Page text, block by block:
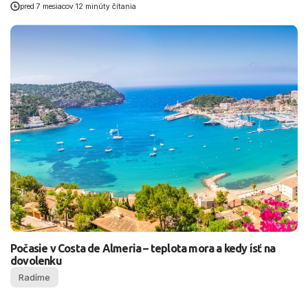
pred 7 mesiacov 12 minúty čítania
Počasie v Costa de Almeria – teplota mora a kedy ísť na
dovolenku
Radíme